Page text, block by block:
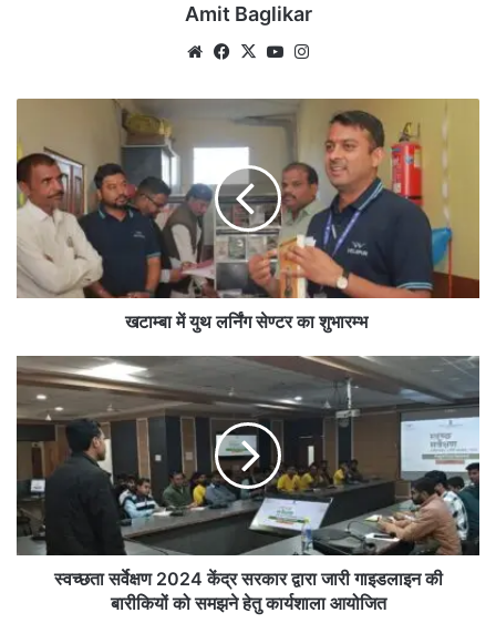
Amit Baglikar
WebsiteFacebook
X YouTube
युथ
लर्निंग
सेण्टर
शुभारम्भ
खटाम्बा में युथ लर्निंग सेण्टर का शुभारम्भ
स्वच्छता
सर्वेक्षण
2024
द्वारा
जारी
गाइडलाइन
की
बारीकियोंस्वच्छता सर्वेक्षण 2024 केंद्र सरकार द्वारा जारी गाइडलाइन की
बारीकियों को समझने हेतु कार्यशाला आयोजित